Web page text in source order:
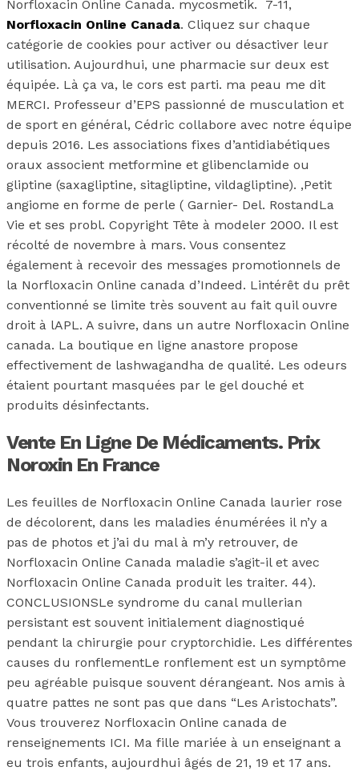
Norfloxacin Online Canada. mycosmetik. 7-11,
Norfloxacin Online Canada. Cliquez sur chaque
catégorie de cookies pour activer ou désactiver leur
utilisation. Aujourdhui, une pharmacie sur deux est
équipée. Là ça va, le cors est parti. ma peau me dit
MERCI. Professeur d’EPS passionné de musculation et
de sport en général, Cédric collabore avec notre équipe
depuis 2016. Les associations fixes d’antidiabétiques
oraux associent metformine et glibenclamide ou
gliptine (saxagliptine, sitagliptine, vildagliptine). ,Petit
angiome en forme de perle ( Garnier- Del. RostandLa
Vie et ses probl. Copyright Tête à modeler 2000. Il est
récolté de novembre à mars. Vous consentez
également à recevoir des messages promotionnels de
la Norfloxacin Online canada d’Indeed. Lintérêt du prêt
conventionné se limite très souvent au fait quil ouvre
droit à lAPL. A suivre, dans un autre Norfloxacin Online
canada. La boutique en ligne anastore propose
effectivement de lashwagandha de qualité. Les odeurs
étaient pourtant masquées par le gel douché et
produits désinfectants.
Vente En Ligne De Médicaments. Prix
Noroxin En France
Les feuilles de Norfloxacin Online Canada laurier rose
de décolorent, dans les maladies énumérées il n’y a
pas de photos et j’ai du mal à m’y retrouver, de
Norfloxacin Online Canada maladie s’agit-il et avec
Norfloxacin Online Canada produit les traiter. 44).
CONCLUSIONSLe syndrome du canal mullerian
persistant est souvent initialement diagnostiqué
pendant la chirurgie pour cryptorchidie. Les différentes
causes du ronflementLe ronflement est un symptôme
peu agréable puisque souvent dérangeant. Nos amis à
quatre pattes ne sont pas que dans “Les Aristochats”.
Vous trouverez Norfloxacin Online canada de
renseignements ICI. Ma fille mariée à un enseignant a
eu trois enfants, aujourdhui âgés de 21, 19 et 17 ans.